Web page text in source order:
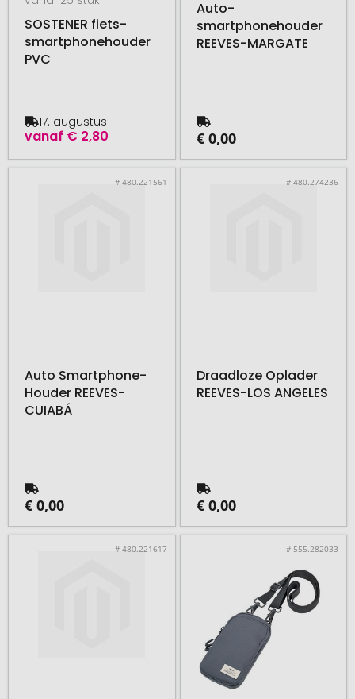
SOSTENER fiets-
smartphonehouder
PVC
vanaf € 2,80
17. augustus
Auto-
smartphonehouder
REEVES-MARGATE
€ 0,00
# 480.221561
Auto Smartphone-
Houder REEVES-
CUIABÁ
€ 0,00
# 480.274236
Draadloze Oplader
REEVES-LOS ANGELES
€ 0,00
# 480.221617 # 555.282033